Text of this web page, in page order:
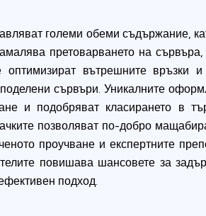
големи обеми съдържание,
претоварването на
оптимизират вътрешните
сървъри. Уникалните
и подобряват класирането в
позволяват по-добро
проучване и експертните
повишава шансовете за
подход.